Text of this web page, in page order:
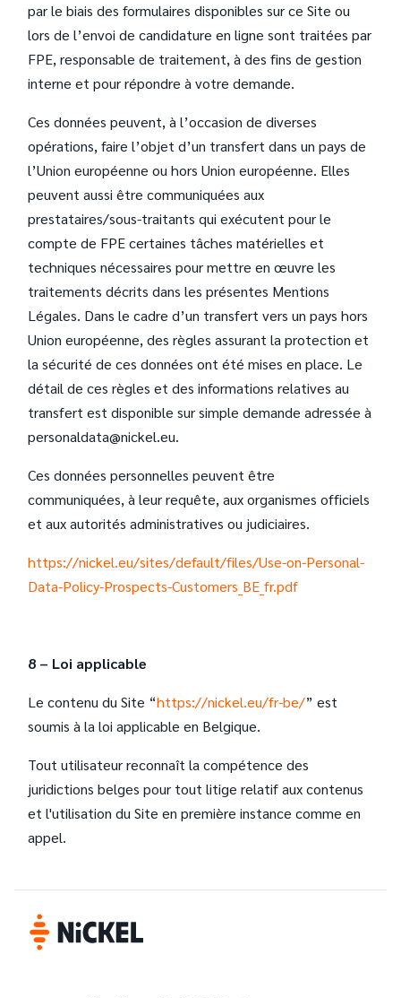
par le biais des formulaires disponibles sur ce Site ou
lors de l’envoi de candidature en ligne sont traitées par
FPE, responsable de traitement, à des fins de gestion
interne et pour répondre à votre demande.
Ces données peuvent, à l’occasion de diverses
opérations, faire l’objet d’un transfert dans un pays de
l’Union européenne ou hors Union européenne. Elles
peuvent aussi être communiquées aux
prestataires/sous-traitants qui exécutent pour le
compte de FPE certaines tâches matérielles et
techniques nécessaires pour mettre en œuvre les
traitements décrits dans les présentes Mentions
Légales. Dans le cadre d’un transfert vers un pays hors
Union européenne, des règles assurant la protection et
la sécurité de ces données ont été mises en place. Le
détail de ces règles et des informations relatives au
transfert est disponible sur simple demande adressée à
personaldata@nickel.eu.
Ces données personnelles peuvent être
communiquées, à leur requête, aux organismes officiels
et aux autorités administratives ou judiciaires.
https://nickel.eu/sites/default/files/Use-on-Personal-
Data-Policy-Prospects-Customers_BE_fr.pdf
8 – Loi applicable
Le contenu du Site “https://nickel.eu/fr-be/” est
soumis à la loi applicable en Belgique.
Tout utilisateur reconnaît la compétence des
juridictions belges pour tout litige relatif aux contenus
et l'utilisation du Site en première instance comme en
appel.